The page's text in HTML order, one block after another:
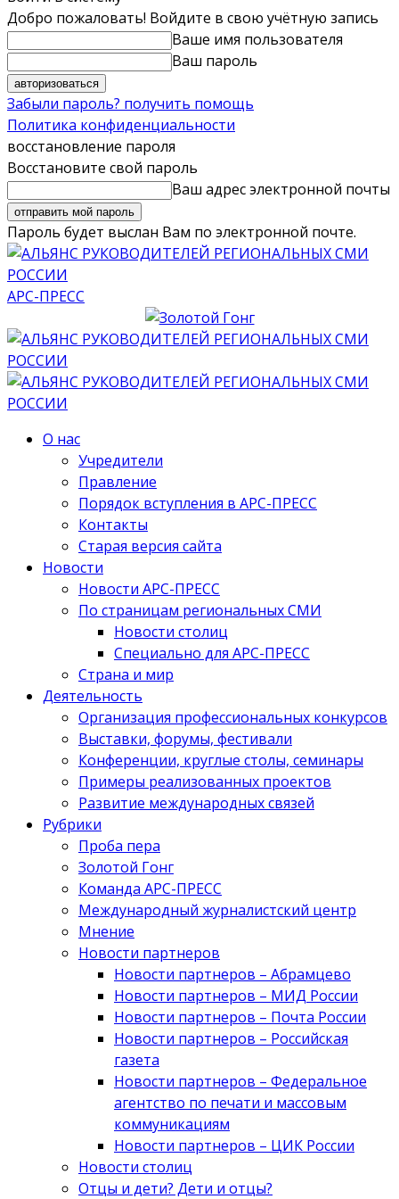
Добро пожаловать! Войдите в свою учётную запись
Ваше имя пользователя
Ваш пароль
Забыли пароль? получить помощь
Политика конфиденциальности
восстановление пароля
Восстановите свой пароль
Ваш адрес электронной почты
Пароль будет выслан Вам по электронной почте.
АРС-ПРЕСС
О нас
Учредители
Правление
Порядок вступления в АРС-ПРЕСС
Контакты
Старая версия сайта
Новости
Новости АРС-ПРЕСС
По страницам региональных СМИ
Новости столиц
Специально для АРС-ПРЕСС
Страна и мир
Деятельность
Организация профессиональных конкурсов
Выставки, форумы, фестивали
Конференции, круглые столы, семинары
Примеры реализованных проектов
Развитие международных связей
Рубрики
Проба пера
Золотой Гонг
Команда АРС-ПРЕСС
Международный журналистский центр
Мнение
Новости партнеров
Новости партнеров – Абрамцево
Новости партнеров – МИД России
Новости партнеров – Почта России
Новости партнеров – Российская
газета
Новости партнеров – Федеральное
агентство по печати и массовым
коммуникациям
Новости партнеров – ЦИК России
Новости столиц
Отцы и дети? Дети и отцы?